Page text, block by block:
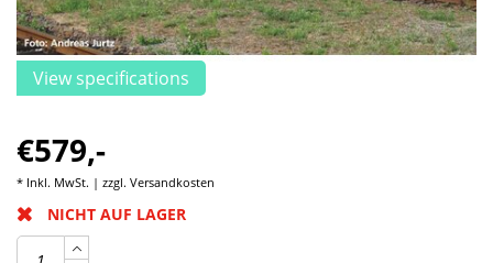
View specifications
€579,-
* Inkl. MwSt. | zzgl. Versandkosten
NICHT AUF LAGER